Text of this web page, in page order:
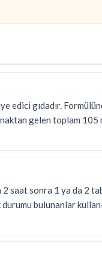
edici gıdadır.
gelen toplam 105
saat sonra 1 ya da 2
bulunanlar